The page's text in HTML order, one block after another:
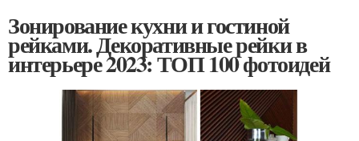
Зонирование кухни и гостиной
рейками. Декоративные рейки в
интерьере 2023: ТОП 100 фотоидей